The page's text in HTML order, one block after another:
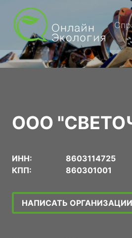
ООО
ИНН:
8603114725
КПП:
860301001
НАПИСАТЬ ОРГАНИЗАЦИИ